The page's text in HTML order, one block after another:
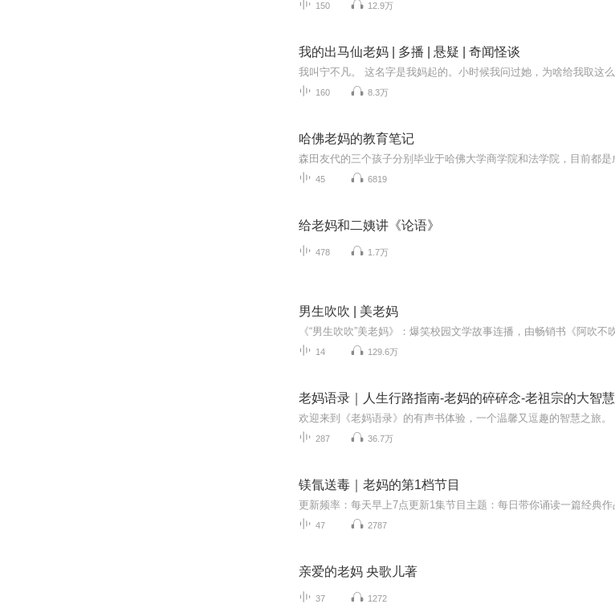
150 12.9万
我的出马仙老妈 | 多播 | 悬疑 | 奇闻怪谈
160 8.3万
哈佛老妈的教育笔记
45 6819
给老妈和二姨讲《论语》
478 1.7万
男生吹吹 | 美老妈
14 129.6万
老妈语录｜人生行路指南-老妈的碎碎念-老祖宗的大智慧
287 36.7万
镁氜送毒｜老妈的第1档节目
47 2787
亲爱的老妈 央歌儿著
37 1272